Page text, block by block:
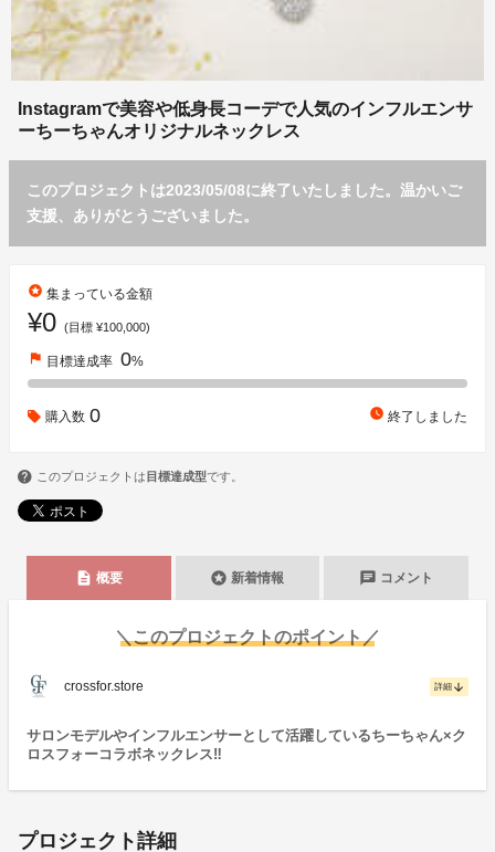
Instagramで美容や低身長コーデで人気のインフルエンサ
ーちーちゃんオリジナルネックレス
このプロジェクトは2023/05/08に終了いたしました。温かいご
支援、ありがとうございました。
stars 集まっている金額
¥0 (目標 ¥100,000)
flag 目標達成率 0%
購入数 0 watch_later 終了しました
このプロジェクトは 目標達成型です。
description 概要 stars 新着情報 chat コメント
＼このプロジェクトのポイント／
crossfor.store 詳細 arrow_downward
サロンモデルやインフルエンサーとして活躍しているちーちゃん×ク
ロスフォーコラボネックレス‼
プロジェクト詳細